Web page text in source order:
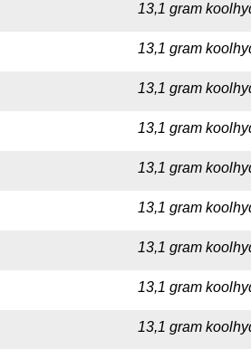
13,1 gram
13,1 gram
13,1 gram
13,1 gram
13,1 gram
13,1 gram
13,1 gram
13,1 gram
13,1 gram